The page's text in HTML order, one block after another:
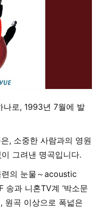
나로, 1993년 7월에 발
, 소중한 사람과의 영원
그려낸 명곡입니다.
의 눈물～acoustic
송과 니혼TV계 ‘박소문
원곡 이상으로 폭넓은